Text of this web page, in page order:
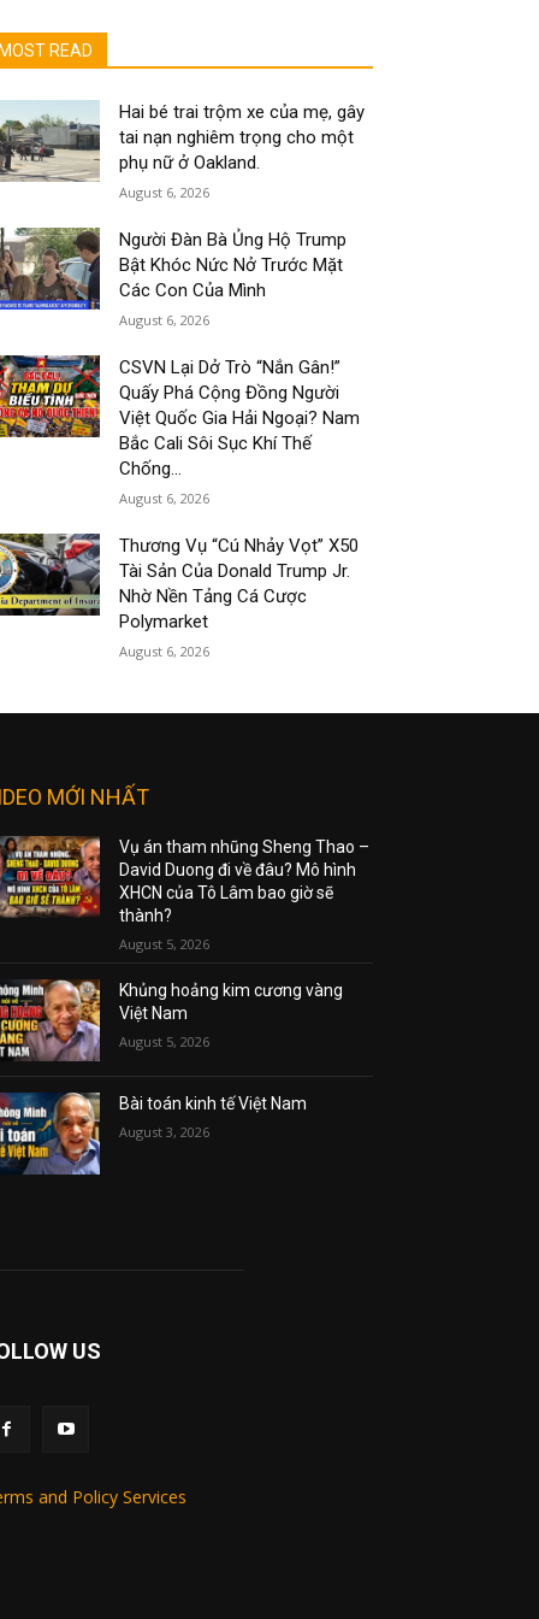
MOST READ
Hai bé trai trộm xe của mẹ, gây
tai nạn nghiêm trọng cho một
phụ nữ ở Oakland.
August 6, 2026
Người Đàn Bà Ủng Hộ Trump
Bật Khóc Nức Nở Trước Mặt
Các Con Của Mình
August 6, 2026
CSVN Lại Dở Trò “Nắn Gân!”
Quấy Phá Cộng Đồng Người
Việt Quốc Gia Hải Ngoại? Nam
Bắc Cali Sôi Sục Khí Thế
Chống...
August 6, 2026
Thương Vụ “Cú Nhảy Vọt” X50
Tài Sản Của Donald Trump Jr.
Nhờ Nền Tảng Cá Cược
Polymarket
August 6, 2026
MỚI NHẤT
Vụ án tham nhũng Sheng Thao –
David Duong đi về đâu? Mô hình
XHCN của Tô Lâm bao giờ sẽ
thành?
August 5, 2026
Khủng hoảng kim cương vàng
Việt Nam
August 5, 2026
Bài toán kinh tế Việt Nam
August 3, 2026
US
and Policy Services